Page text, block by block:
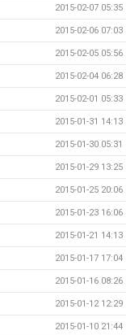
2015-02-07 05:35
2015-02-06 07:03
2015-02-05 05:56
2015-02-04 06:28
2015-02-01 05:33
2015-01-31 14:13
2015-01-30 05:31
2015-01-29 13:25
2015-01-25 20:06
2015-01-23 16:06
2015-01-21 14:13
2015-01-17 17:04
2015-01-16 08:26
2015-01-12 12:29
2015-01-10 21:44